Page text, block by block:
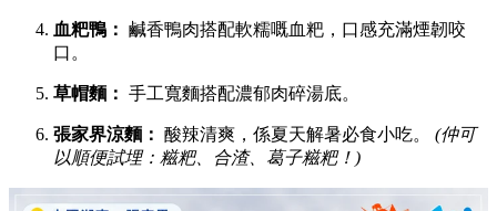
血粑鴨： 鹹香鴨肉搭配軟糯嘅血粑，口感充滿煙韌咬
口。
草帽麵： 手工寬麵搭配濃郁肉碎湯底。
張家界涼麵： 酸辣清爽，係夏天解暑必食小吃。 (仲可
以順便試埋：糍粑、合渣、葛子糍粑！)